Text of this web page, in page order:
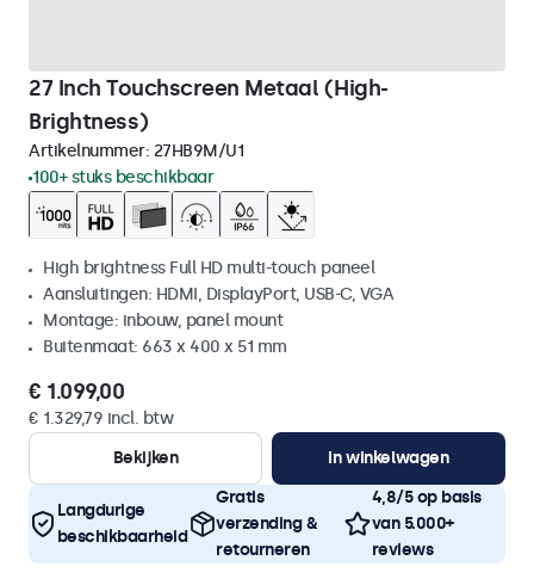
27 Inch Touchscreen Metaal (High-
Brightness)
Artikelnummer: 27HB9M/U1
100+ stuks beschikbaar
High brightness Full HD multi-touch paneel
Aansluitingen: HDMI, DisplayPort, USB-C, VGA
Montage: inbouw, panel mount
Buitenmaat: 663 x 400 x 51 mm
€ 1.099,00
€ 1.329,79 incl. btw
Bekijken
In winkelwagen
Langdurige
beschikbaarheid
Gratis
verzending &
retourneren
4,8/5 op basis
van 5.000+
reviews